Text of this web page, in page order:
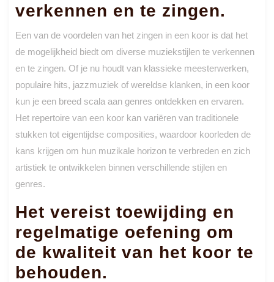
verkennen en te zingen.
Een van de voordelen van het zingen in een koor is dat het
de mogelijkheid biedt om diverse muziekstijlen te verkennen
en te zingen. Of je nu houdt van klassieke meesterwerken,
populaire hits, jazzmuziek of wereldse klanken, in een koor
kun je een breed scala aan genres ontdekken en ervaren.
Het repertoire van een koor kan variëren van traditionele
stukken tot eigentijdse composities, waardoor koorleden de
kans krijgen om hun muzikale horizon te verbreden en zich
artistiek te ontwikkelen binnen verschillende stijlen en
genres.
Het vereist toewijding en
regelmatige oefening om
de kwaliteit van het koor te
behouden.